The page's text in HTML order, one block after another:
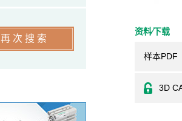
资料⁄下载
样本PDF
3D
再次搜索